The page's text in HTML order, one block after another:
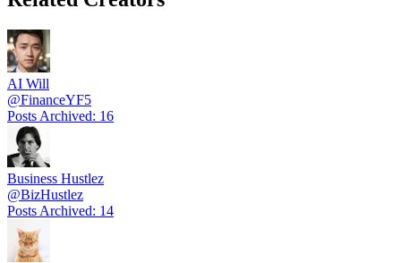
AI Will
@FinanceYF5
Posts Archived: 16
Business Hustlez
@BizHustlez
Posts Archived: 14